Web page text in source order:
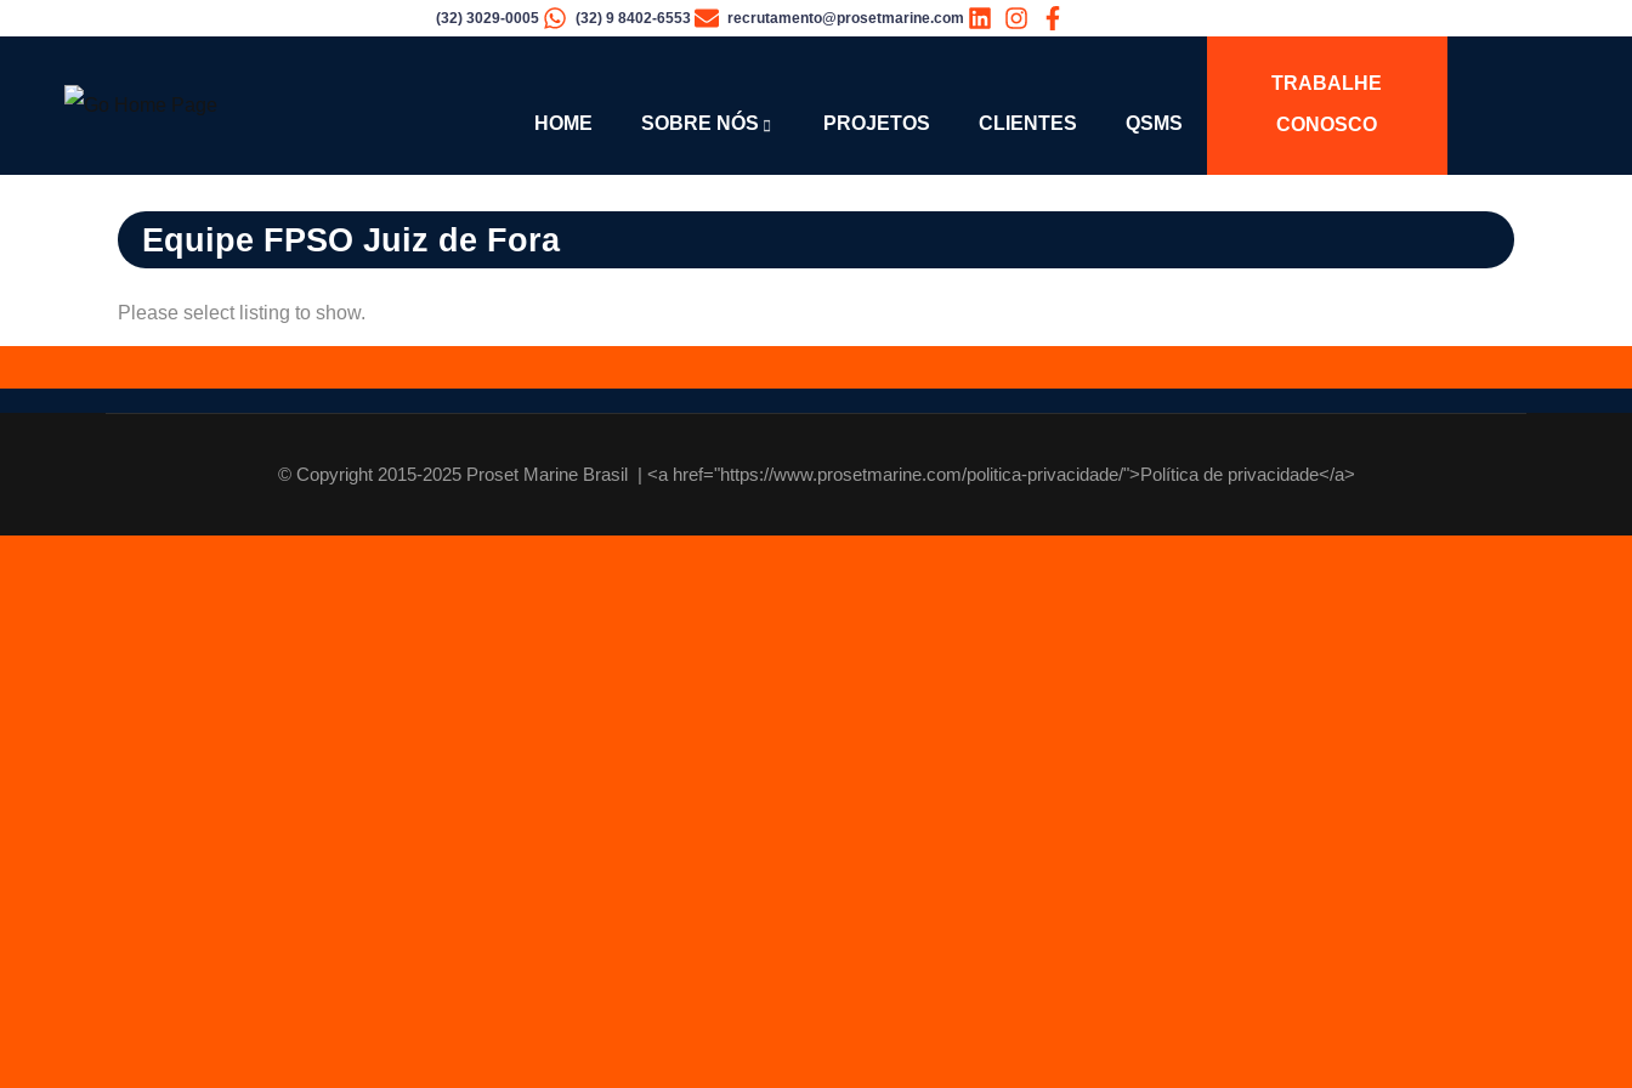
(32) 3029-0005 (32) 9 8402-6553 recrutamento@prosetmarine.com
HOME SOBRE NÓS PROJETOS CLIENTES QSMS
TRABALHE
CONOSCO
Equipe FPSO Juiz de Fora
Please select listing to show.
© Copyright 2015-2025 Proset Marine Brasil | <a href="https://www.prosetmarine.com/politica-privacidade/">Política de privacidade</a>